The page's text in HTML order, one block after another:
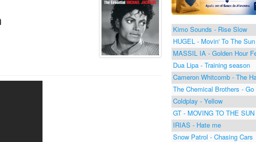
Kimo Sounds - Rise Slow
HUGEL - Movin' To The Sun
MASSIL IA - Golden Hour
Dua Lipa - Training season
Cameron Whitcomb - The
The Chemical Brothers - Go
Coldplay - Yellow
GT - MOVING TO THE SUN
IRIAS - Hate me
Snow Patrol - Chasing Cars